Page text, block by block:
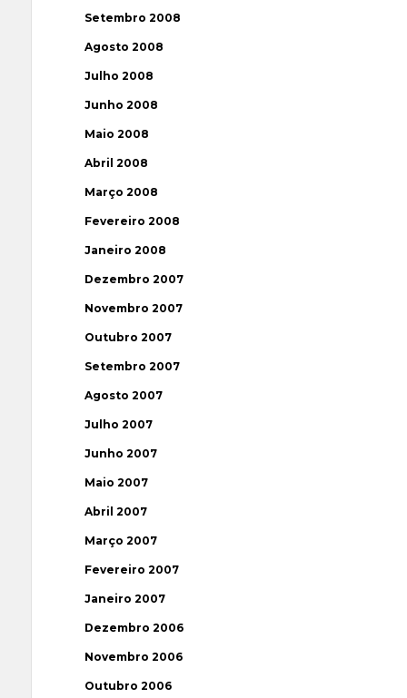
Setembro 2008
Agosto 2008
Julho 2008
Junho 2008
Maio 2008
Abril 2008
Março 2008
Fevereiro 2008
Janeiro 2008
Dezembro 2007
Novembro 2007
Outubro 2007
Setembro 2007
Agosto 2007
Julho 2007
Junho 2007
Maio 2007
Abril 2007
Março 2007
Fevereiro 2007
Janeiro 2007
Dezembro 2006
Novembro 2006
Outubro 2006